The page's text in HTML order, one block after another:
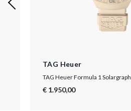
TAG Heuer
TAG Heuer Formula 1 Solargraph
€ 1.950,00